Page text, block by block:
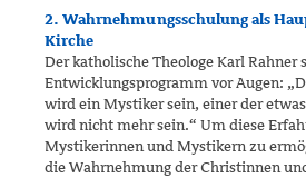
2. Wahrnehmungsschulung als
Kirche
Der katholische Theologe Karl Rahner
Entwick­lungsprogramm vor Augen:
wird ein Mystiker sein, einer der
wird nicht mehr sein.“ Um diese
Mystikerinnen und Mystikern zu
die Wahrnehmung der Christinnen